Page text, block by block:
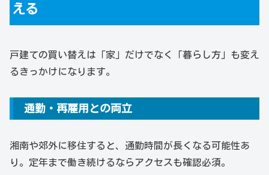
える
戸建ての買い替えは「家」だけでなく「暮らし方」も変え
るきっかけになります。
通勤・再雇用との両立
湘南や郊外に移住すると、通勤時間が長くなる可能性あ
り。定年まで働き続けるならアクセスも確認必須。